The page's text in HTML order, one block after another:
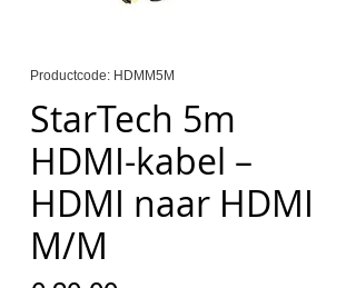
Productcode: HDMM5M
StarTech 5m
HDMI-kabel –
HDMI naar HDMI
M/M